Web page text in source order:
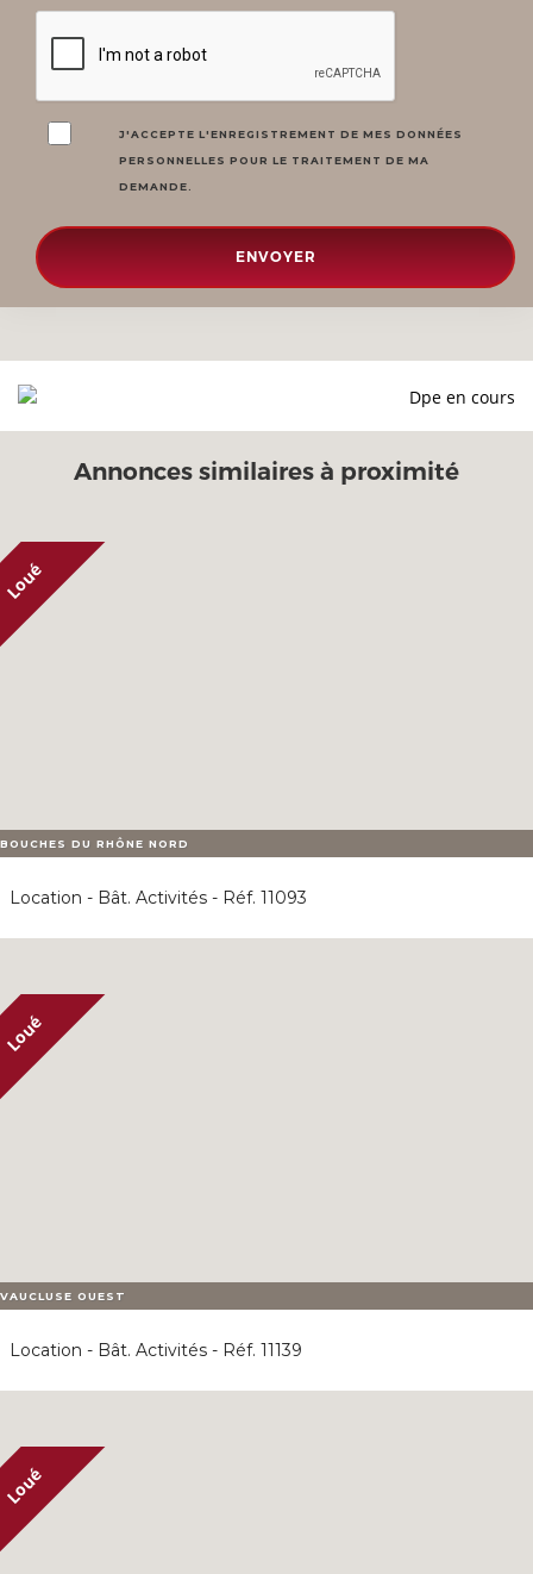
J'ACCEPTE L'ENREGISTREMENT DE MES DONNÉES
PERSONNELLES POUR LE TRAITEMENT DE MA
DEMANDE.
ENVOYER
Dpe en cours
Annonces similaires à proximité
BOUCHES DU RHÔNE NORD
Location - Bât. Activités - Réf. 11093
VAUCLUSE OUEST
Location - Bât. Activités - Réf. 11139